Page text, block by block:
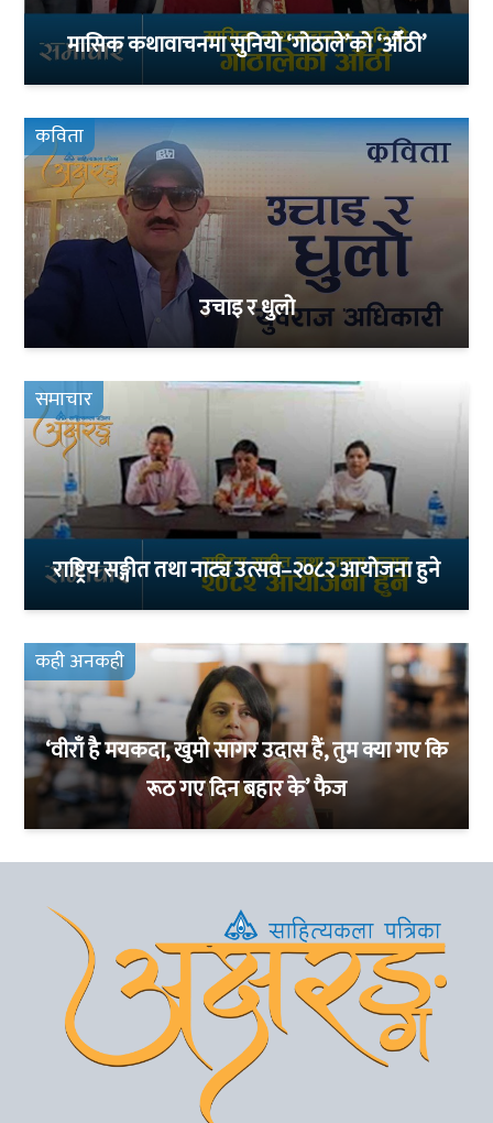
मासिक कथावाचनमा सुनियो ‘गोठाले’को ‘औँठी’
कविता
उचाइ र धुलो
समाचार
राष्ट्रिय सङ्गीत तथा नाट्य उत्सव–२०८२ आयोजना हुने
कही अनकही
‘वीराँ है मयकदा, खुमो सागर उदास हैं, तुम क्या गए कि
रूठ गए दिन बहार के’ फैज